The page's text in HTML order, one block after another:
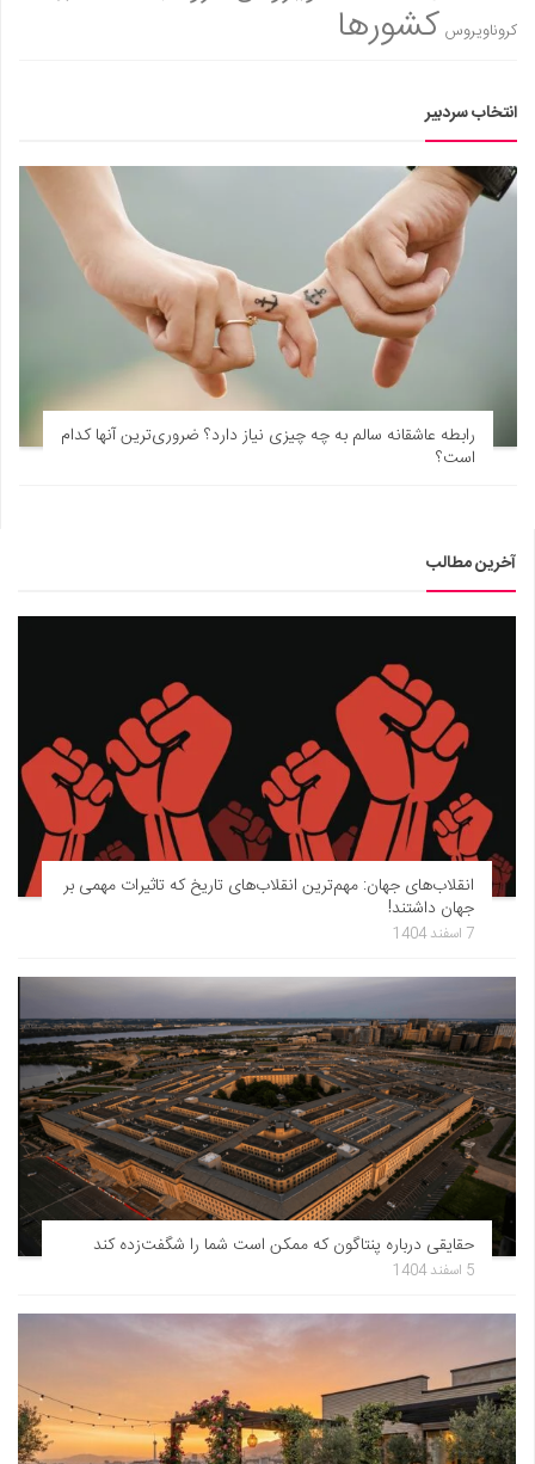
کروناویروس کشورها
انتخاب سردبیر
رابطه عاشقانه سالم به چه چیزی نیاز دارد؟ ضروری‌‎ترین آنها کدام
است؟
آخرین مطالب
انقلاب‌های جهان: مهم‌ترین انقلاب‌های تاریخ که تاثیرات مهمی بر
جهان داشتند!
7 اسفند 1404
حقایقی درباره پنتاگون که ممکن است شما را شگفت‌زده کند
5 اسفند 1404